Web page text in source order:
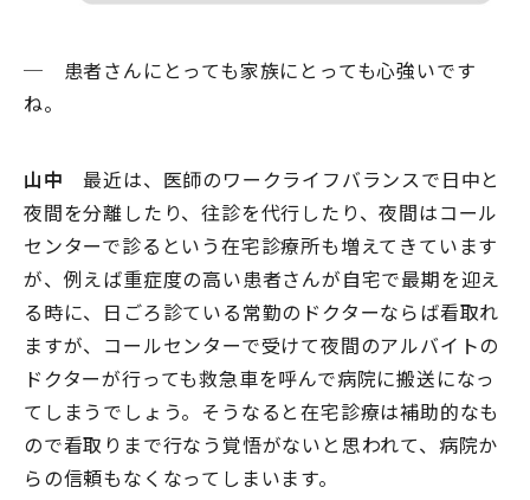
─ 患者さんにとっても家族にとっても心強いです
ね。
山中 最近は、医師のワークライフバランスで日中と
夜間を分離したり、往診を代行したり、夜間はコール
センターで診るという在宅診療所も増えてきています
が、例えば重症度の高い患者さんが自宅で最期を迎え
る時に、日ごろ診ている常勤のドクターならば看取れ
ますが、コールセンターで受けて夜間のアルバイトの
ドクターが行っても救急車を呼んで病院に搬送になっ
てしまうでしょう。そうなると在宅診療は補助的なも
ので看取りまで行なう覚悟がないと思われて、病院か
らの信頼もなくなってしまいます。